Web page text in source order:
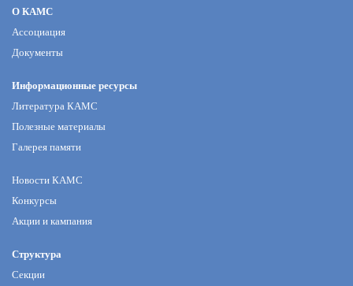
О КАМС
Ассоциация
Документы
Информационные ресурсы
Литература КАМС
Полезные материалы
Галерея памяти
Новости КАМС
Конкурсы
Акции и кампания
Структура
Секции